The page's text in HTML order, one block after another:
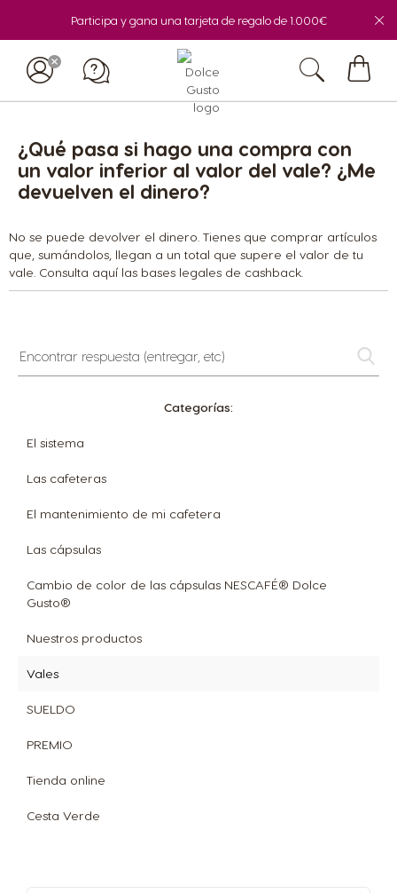
Participa y gana una tarjeta de regalo de 1.000€
¿Qué pasa si hago una compra con
un valor inferior al valor del vale? ¿Me
devuelven el dinero?
No se puede devolver el dinero. Tienes que comprar artículos
que, sumándolos, llegan a un total que supere el valor de tu
vale. Consulta aquí las bases legales de cashback.
respuesta
(entregar,
Categorías:
El sistema
Las cafeteras
El mantenimiento de mi cafetera
Las cápsulas
Cambio de color de las cápsulas NESCAFÉ® Dolce
Gusto®
Nuestros productos
Vales
SUELDO
PREMIO
Tienda online
Cesta Verde